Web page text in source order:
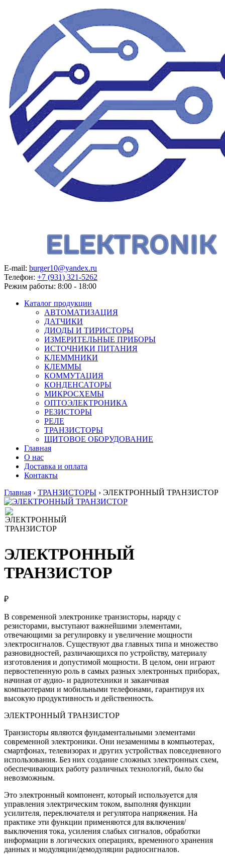
E-mail: burger10@yandex.ru
Телефон: +7 (931) 321-5262
Режим работы: 8:00 - 18:00
Каталог продукции
АВТОМАТИЗАЦИЯ
ДАТЧИКИ
ДИОДЫ И ТИРИСТОРЫ
ИЗМЕРИТЕЛЬНЫЕ ПРИБОРЫ
ИСТОЧНИКИ ПИТАНИЯ
КЛЕММНИКИ
КЛЕММЫ
КОММУТАЦИЯ
КОНДЕНСАТОРЫ
МИКРОСХЕМЫ
ОПТОЭЛЕКТРОНИКА
РЕЗИСТОРЫ
РЕЛЕ
ТРАНЗИСТОРЫ
ЩИТОВОЕ ОБОРУДОВАНИЕ
Главная
О нас
Доставка и оплата
Контакты
Главная › ТРАНЗИСТОРЫ › ЭЛЕКТРОННЫЙ ТРАНЗИСТОР
ЭЛЕКТРОННЫЙ
ТРАНЗИСТОР
₽
В современной электронике транзисторы, наряду с
резисторами, выступают важнейшими элементами,
отвечающими за регулировку и увеличение мощности
электросигналов. Существуют два главных типа и множество
разновидностей, различающихся по устройству, материалу
изготовления и допустимой мощности. В целом, они играют
первостепенную роль в самых разных электронных приборах,
начиная от аудио- и радиотехники и заканчивая
компьютерами и мобильными телефонами, гарантируя их
высокую продуктивность и действенность.
ЭЛЕКТРОННЫЙ ТРАНЗИСТОР
Транзисторы являются фундаментальными элементами
современной электроники. Они незаменимы в компьютерах,
смартфонах, телевизорах и других устройствах повседневного
использования. Без них создание сложных электронных схем,
обеспечивающих работу различных технологий, было бы
невозможным.
Это электронный компонент, который используется для
управления электрическим током, выполняя функции
усилителя, переключателя и регулятора напряжения. На
практике эти функции применяются для включения/
выключения тока, усиления слабых сигналов, обработки
информации в логических операциях, временного хранения
данных и модуляции/демодуляции радиосигналов.